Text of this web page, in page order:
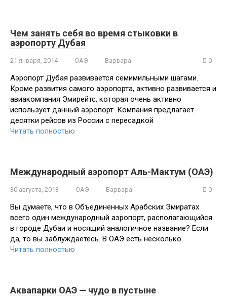
Чем занять себя во время стыковки в
аэропорту Дубая
21 января, 2014 ОАЭ Варвара 0
Аэропорт Дубая развивается семимильными шагами.
Кроме развития самого аэропорта, активно развивается и
авиакомпания Эмирейтс, которая очень активно
использует данный аэропорт. Компания предлагает
десятки рейсов из России с пересадкой
Читать полностью
Международный аэропорт Аль-Мактум (ОАЭ)
30 августа, 2013 ОАЭ Варвара 0
Вы думаете, что в Объединенных Арабских Эмиратах
всего один международный аэропорт, располагающийся
в городе Дубаи и носящий аналогичное название? Если
да, то вы заблуждаетесь. В ОАЭ есть несколько
Читать полностью
Аквапарки ОАЭ — чудо в пустыне